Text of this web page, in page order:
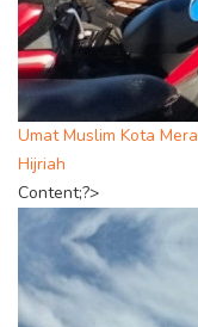
Umat Muslim Kota
Hijriah
Content;?>